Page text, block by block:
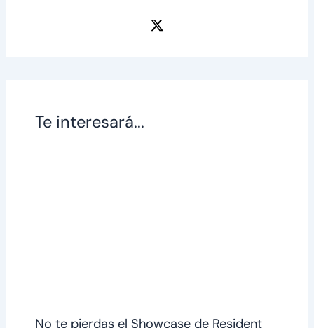
Te interesará...
No te pierdas el Showcase de Resident